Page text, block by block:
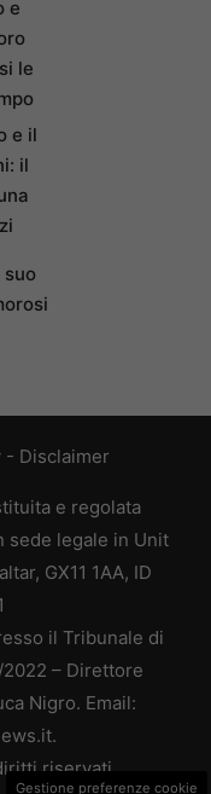
e
le
e il
il
- Disclaimer
e regolata
sede legale in Unit
GX11 1AA, ID
il Tribunale di
– Direttore
Nigro. Email:
riservati
Gestione preferenze cookie